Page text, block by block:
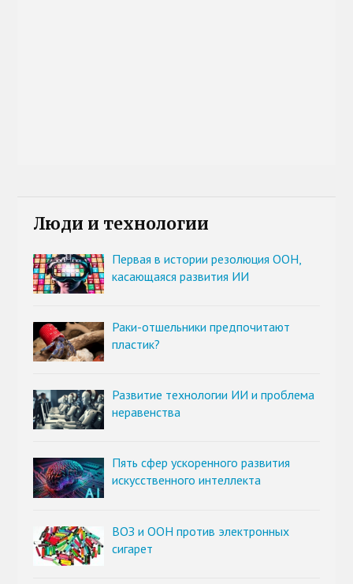
Люди и технологии
Первая в истории резолюция ООН,
касающаяся развития ИИ
Раки-отшельники предпочитают
пластик?
Развитие технологии ИИ и проблема
неравенства
Пять сфер ускоренного развития
искусственного интеллекта
ВОЗ и ООН против электронных
сигарет